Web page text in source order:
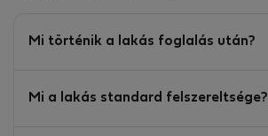
Mi történik a lakás foglalás után?
Mi a lakás standard felszereltsége?